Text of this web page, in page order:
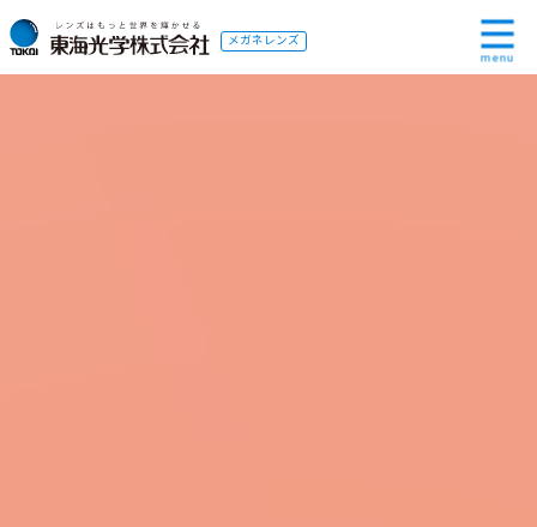
メガネレンズ